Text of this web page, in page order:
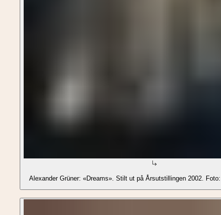
Alexander Grüner: «Dreams». Stilt ut på Årsutstillingen 2002.